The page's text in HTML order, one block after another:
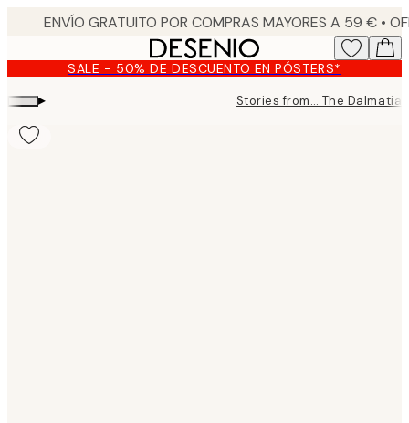
content.SALE - 50% DE DESCUENTO EN PÓSTERS*
▸ Stories from… The